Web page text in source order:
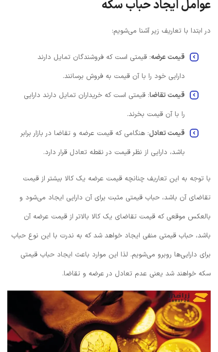
عوامل ایجاد حباب سکه
در ابتدا با تعاریف زیر آشنا می‌شویم:
قیمت عرضه: قیمتی است که فروشندگان تمایل دارند
دارایی خود را با آن قیمت به فروش برسانند.
قیمت تقاضا: قیمتی است که خریداران تمایل دارند دارایی
را با آن قیمت بخرند.
قیمت تعادل: هنگامی که قیمت عرضه و تقاضا در بازار برابر
باشد، دارایی از نظر قیمت در نقطه تعادل قرار دارد.
با توجه به این تعاریف چنانچه قیمت عرضه یک کالا بیشتر از قیمت
تقاضای آن باشد، حباب قیمتی مثبت برای آن دارایی ایجاد می‌شود و
بالعکس موقعی که قیمت تقاضای یک کالا بالاتر از قیمت عرضه آن
باشد، حباب قیمتی منفی ایجاد خواهد شد که به ندرت با این نوع حباب
برای دارایی‌ها روبرو می‌شویم. لذا این موارد باعث ایجاد حباب قیمتی
سکه خواهند شد یعنی عدم تعادل در عرضه و تقاضا.